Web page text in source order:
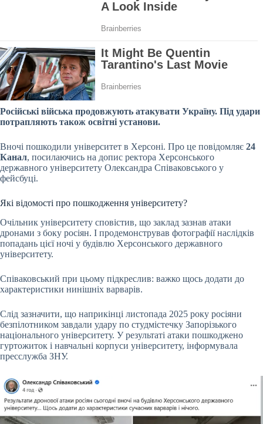
Російські війська продовжують атакувати Україну. Під удари
потрапляють також освітні установи.
Вночі пошкодили університет в Херсоні. Про це повідомляє 24
Канал, посилаючись на допис ректора Херсонського
державного університету Олександра Співаковського у
фейсбуці.
Які відомості про пошкодження університету?
Очільник університету сповістив, що заклад зазнав атаки
дронами з боку росіян. І продемонстрував фотографії наслідків
попадань цієї ночі у будівлю Херсонського державного
університету.
Співаковський при цьому підкреслив: важко щось додати до
характеристики нинішніх варварів.
Слід зазначити, що наприкінці листопада 2025 року росіяни
безпілотником завдали удару по студмістечку Запорізького
національного університету. У результаті атаки пошкоджено
гуртожиток і навчальні корпуси університету, інформувала
пресслужба ЗНУ.